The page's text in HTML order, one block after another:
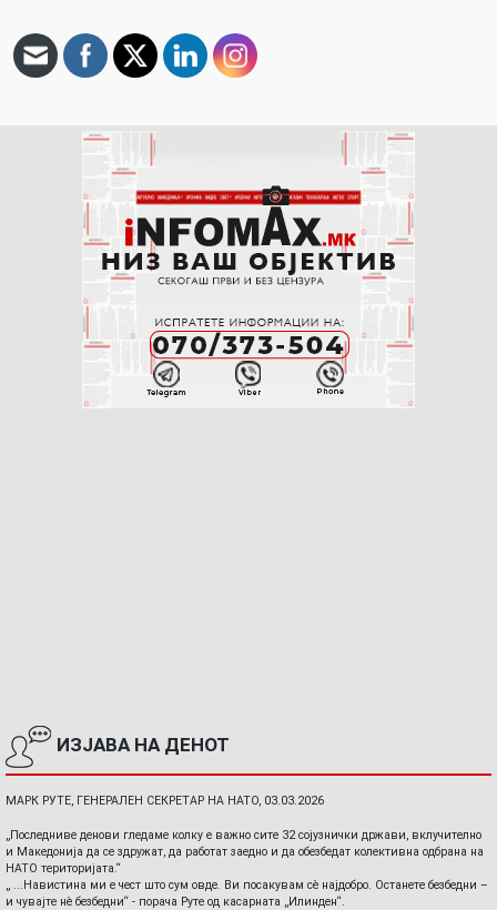
ИЗЈАВА НА ДЕНОТ
МАРК РУТЕ, ГЕНЕРАЛЕН СЕКРЕТАР НА НАТО, 03.03.2026
„Последниве денови гледаме колку е важно сите 32 сојузнички држави, вклучително
и Македонија да се здружат, да работат заедно и да обезбедат колективна одбрана на
НАТО територијата.“
„ ...Навистина ми е чест што сум овде. Ви посакувам сè најдобро. Останете безбедни –
и чувајте нè безбедни“ - порача Руте од касарната „Илинден“.